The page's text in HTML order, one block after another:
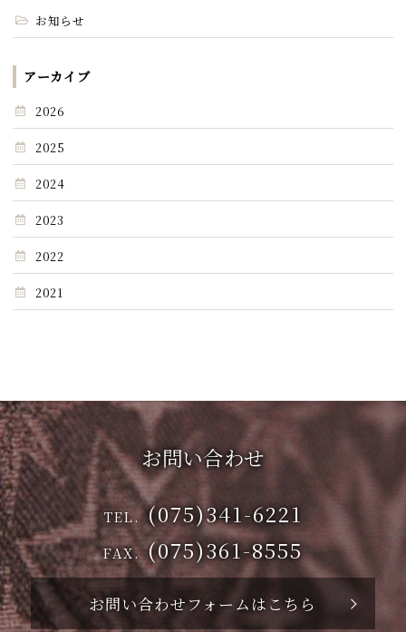
お知らせ
アーカイブ
2026
2025
2024
2023
2022
2021
お問い合わせ
TEL. (075)341-6221
FAX.(075)361-8555
お問い合わせフォームはこちら